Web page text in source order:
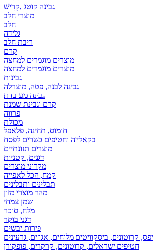
גבינה קוטג ,קָרִישׁ
מוצרי חלב
חלב
גלידה
ריבת חלב
קרם
מוצרים מוגמרים למחצה
מוצרים מוגמרים למחצה
גבינות
גבינה לבנה, פטה, מוצרלה
גבינה מעובדת
קרם וגבינת שמנת
פרווה
מכולת
חומוס, תחינה, פלאפל
בקאלייה וחטיפים כשרים לפסח
מוצרים תזונתיים
דגנים, קטניות
מקרוני מוצרים
קמח, הכל לאפייה
תבלינים ותבלינים
מהר מוצרי מזון
שמן צמחי
מלח, סוכר
דגני בוקר
פירות יבשים
קרוטונים, ביסקוויטים מלוחים, אגוזים, גרעינים
חטיפים ישראלים, קרוטונים, קרקרים, פופקורן